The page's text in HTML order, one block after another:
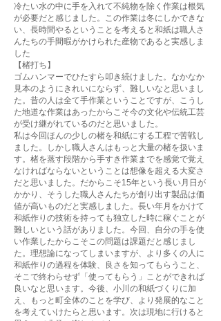
冷たい水の中に手を入れて不純物を除く作業は根気
が必要だと感じました。この作業は冬にしかできな
い、長時間やるということを考えると和紙は職人さ
んたちの手間暇がかけられた産物であると実感しま
した
【楮打ち】
ゴムハンマーでひたすら叩き続けました。なかなか
見本のようにきれいにならず、難しいなと思いまし
た。昔の人は全て手作業ということですが、こうし
た地道な作業はあったからこそ今の文化や伝統工芸
が受け継がれているのだと思いました。
私は今回ほんの少しの楮を和紙にする工程で苦戦し
ました。しかし職人さんはもっと大量の楮を扱いま
す。楮を蒸す段階から手すき作業までを感覚で覚え
なければならないということは想像を超える大変さ
だと思いました。だからこそ15年という長い月日が
かかり、そうした職人さんたちが創り出す製品は価
値が高いものだと実感しました。長い年月をかけて
和紙作りの技術を持っても独立した時に稼ぐことが
難しいという話がありました。今回、自分の手を使
い作業したからこそこの問題は課題だと感じまし
た。理想論になってしまいますが、より多くの人に
和紙作りの過程を体験、良さを知ってもらうこと、
そこで終わらせず「使ってもらう」ことができれば
良いなと思います。今後、小川の和紙づくりに加
え、もっと町全体のことを学び、より発展的なこと
を考えていけたらと思います。次は現地に行けると